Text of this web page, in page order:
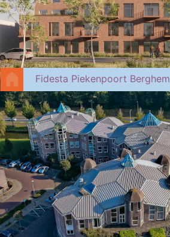
Fidesta Piekenpoort Berghem